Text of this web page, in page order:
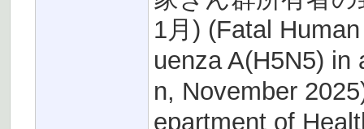
1月) (Fatal
uenza A(H5N5) in
n, November
epartment of